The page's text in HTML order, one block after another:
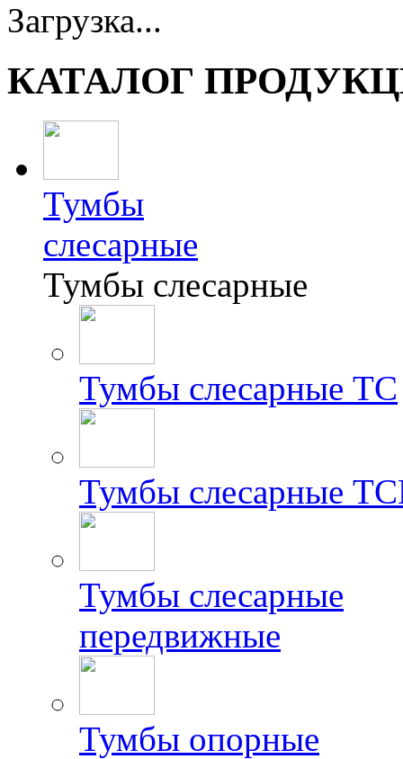
Загрузка...
КАТАЛОГ
Тумбы
слесарные
Тумбы слесарные
Тумбы слесарные ТС
Тумбы слесарные
Тумбы слесарные
передвижные
Тумбы опорные